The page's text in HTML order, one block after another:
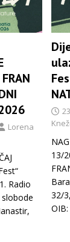
Lorena
Radio
13/
32/